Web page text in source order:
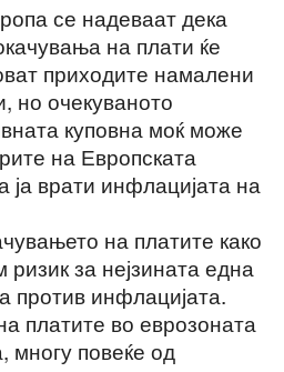
се надеваат дека
на плати ќе
приходите намалени
но очекуваното
куповна моќ може
на Европската
ја врати инфлацијата на
на платите како
ризик за нејзината една
против инфлацијата.
платите во еврозоната
многу повеќе од